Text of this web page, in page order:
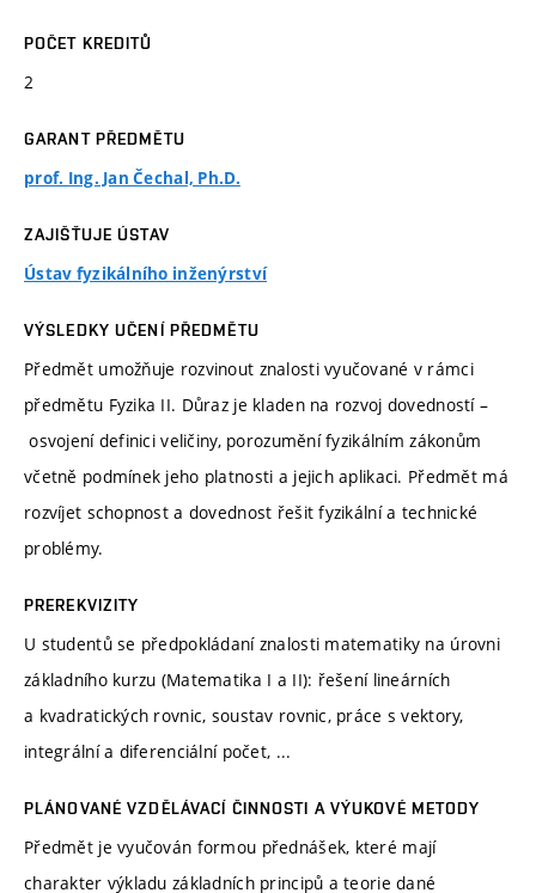
POČET KREDITŮ
2
GARANT PŘEDMĚTU
prof. Ing. Jan Čechal, Ph.D.
ZAJIŠŤUJE ÚSTAV
Ústav fyzikálního inženýrství
VÝSLEDKY UČENÍ PŘEDMĚTU
Předmět umožňuje rozvinout znalosti vyučované v rámci
předmětu Fyzika II. Důraz je kladen na rozvoj dovedností –
osvojení definici veličiny, porozumění fyzikálním zákonům
včetně podmínek jeho platnosti a jejich aplikaci. Předmět má
rozvíjet schopnost a dovednost řešit fyzikální a technické
problémy.
PREREKVIZITY
U studentů se předpokládaní znalosti matematiky na úrovni
základního kurzu (Matematika I a II): řešení lineárních
a kvadratických rovnic, soustav rovnic, práce s vektory,
integrální a diferenciální počet, ...
PLÁNOVANÉ VZDĚLÁVACÍ ČINNOSTI A VÝUKOVÉ METODY
Předmět je vyučován formou přednášek, které mají
charakter výkladu základních principů a teorie dané